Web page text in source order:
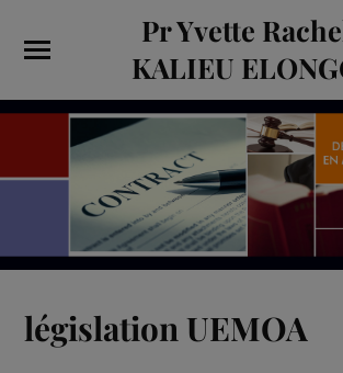
Pr Yvette
KALIEU
législation UEMOA